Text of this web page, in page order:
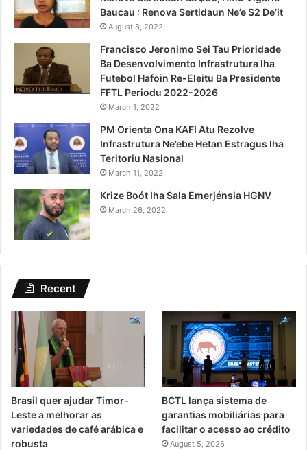
Baucau : Renova Sertidaun Ne’e $2 De’it
August 8, 2022
Francisco Jeronimo Sei Tau Prioridade
Ba Desenvolvimento Infrastrutura Iha
Futebol Hafoin Re-Eleitu Ba Presidente
FFTL Periodu 2022-2026
March 1, 2022
PM Orienta Ona KAFI Atu Rezolve
Infrastrutura Ne’ebe Hetan Estragus Iha
Teritoriu Nasional
March 11, 2022
Krize Boót Iha Sala Emerjénsia HGNV
March 26, 2022
Recent
Brasil quer ajudar Timor-
Leste a melhorar as
variedades de café arábica e
robusta
BCTL lança sistema de
garantias mobiliárias para
facilitar o acesso ao crédito
August 5, 2026